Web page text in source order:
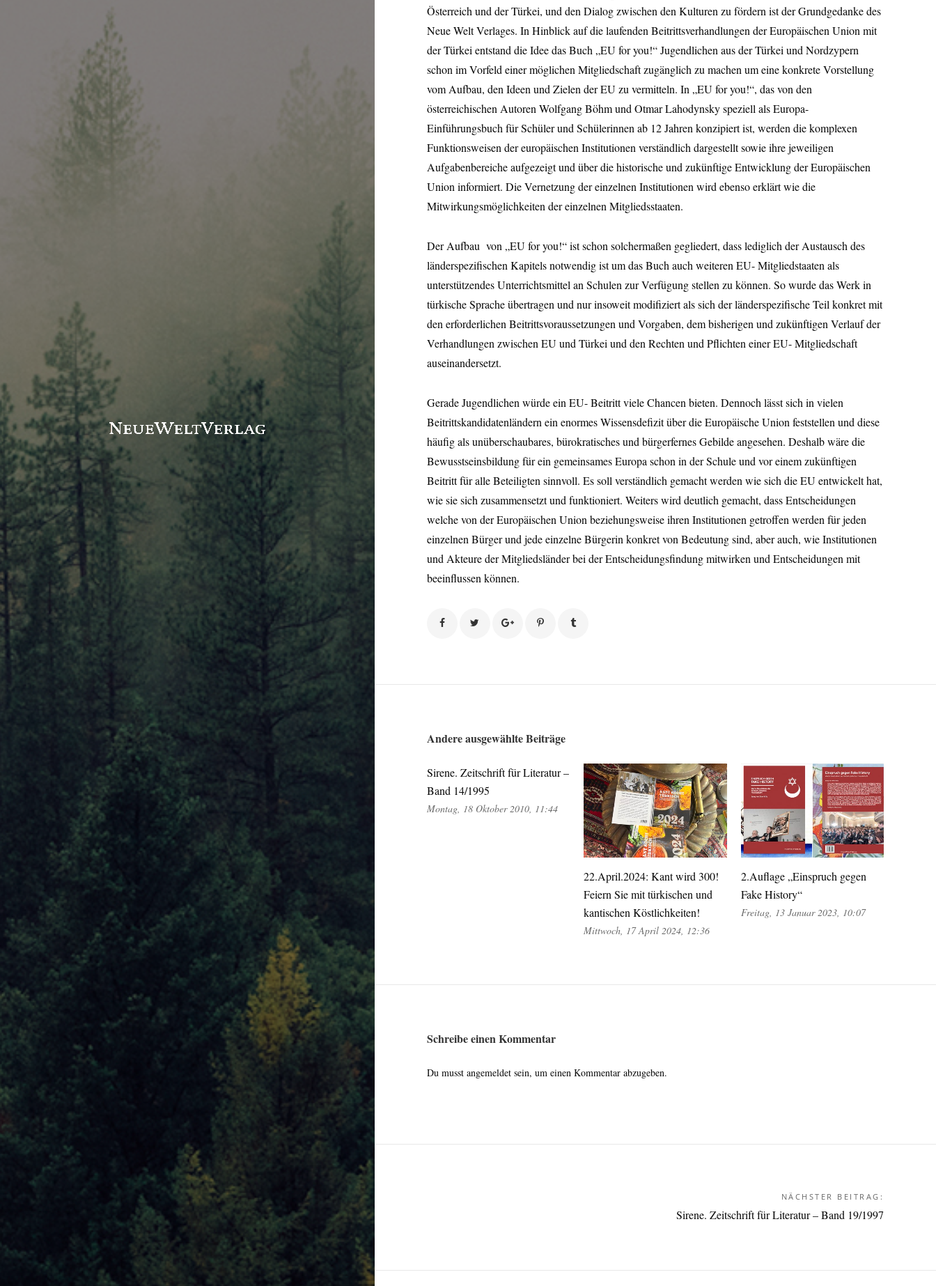
Österreich und der Türkei, und den Dialog zwischen den Kulturen zu fördern ist der Grundgedanke des
Neue Welt Verlages. In Hinblick auf die laufenden Beitrittsverhandlungen der Europäischen Union mit
der Türkei entstand die Idee das Buch „EU for you!“ Jugendlichen aus der Türkei und Nordzypern
schon im Vorfeld einer möglichen Mitgliedschaft zugänglich zu machen um eine konkrete Vorstellung
vom Aufbau, den Ideen und Zielen der EU zu vermitteln. In „EU for you!“, das von den
österreichischen Autoren Wolfgang Böhm und Otmar Lahodynsky speziell als Europa-
Einführungsbuch für Schüler und Schülerinnen ab 12 Jahren konzipiert ist, werden die komplexen
Funktionsweisen der europäischen Institutionen verständlich dargestellt sowie ihre jeweiligen
Aufgabenbereiche aufgezeigt und über die historische und zukünftige Entwicklung der Europäischen
Union informiert. Die Vernetzung der einzelnen Institutionen wird ebenso erklärt wie die
Mitwirkungsmöglichkeiten der einzelnen Mitgliedsstaaten.
Der Aufbau von „EU for you!“ ist schon solchermaßen gegliedert, dass lediglich der Austausch des
länderspezifischen Kapitels notwendig ist um das Buch auch weiteren EU- Mitgliedstaaten als
unterstützendes Unterrichtsmittel an Schulen zur Verfügung stellen zu können. So wurde das Werk in
türkische Sprache übertragen und nur insoweit modifiziert als sich der länderspezifische Teil konkret mit
den erforderlichen Beitrittsvoraussetzungen und Vorgaben, dem bisherigen und zukünftigen Verlauf der
Verhandlungen zwischen EU und Türkei und den Rechten und Pflichten einer EU- Mitgliedschaft
auseinandersetzt.
Gerade Jugendlichen würde ein EU- Beitritt viele Chancen bieten. Dennoch lässt sich in vielen
Beitrittskandidatenländern ein enormes Wissensdefizit über die Europäische Union feststellen und diese
häufig als unüberschaubares, bürokratisches und bürgerfernes Gebilde angesehen. Deshalb wäre die
Bewusstseinsbildung für ein gemeinsames Europa schon in der Schule und vor einem zukünftigen
Beitritt für alle Beteiligten sinnvoll. Es soll verständlich gemacht werden wie sich die EU entwickelt hat,
wie sie sich zusammensetzt und funktioniert. Weiters wird deutlich gemacht, dass Entscheidungen
welche von der Europäischen Union beziehungsweise ihren Institutionen getroffen werden für jeden
einzelnen Bürger und jede einzelne Bürgerin konkret von Bedeutung sind, aber auch, wie Institutionen
und Akteure der Mitgliedsländer bei der Entscheidungsfindung mitwirken und Entscheidungen mit
beeinflussen können.
Andere ausgewählte Beiträge
Sirene. Zeitschrift für Literatur –
Band 14/1995
Montag, 18 Oktober 2010, 11:44
22.April.2024: Kant wird 300!
Feiern Sie mit türkischen und
kantischen Köstlichkeiten!
Mittwoch, 17 April 2024, 12:36
2.Auflage „Einspruch gegen
Fake History“
Freitag, 13 Januar 2023, 10:07
Schreibe einen Kommentar
Du musst angemeldetsein, um einen Kommentar abzugeben.
NÄCHSTER BEITRAG:
Sirene. Zeitschrift für Literatur – Band 19/1997